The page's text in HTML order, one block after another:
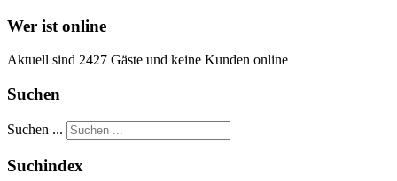
Wer ist online
Aktuell sind 2427 Gäste und keine Kunden online
Suchen
Suchen ...
Suchindex